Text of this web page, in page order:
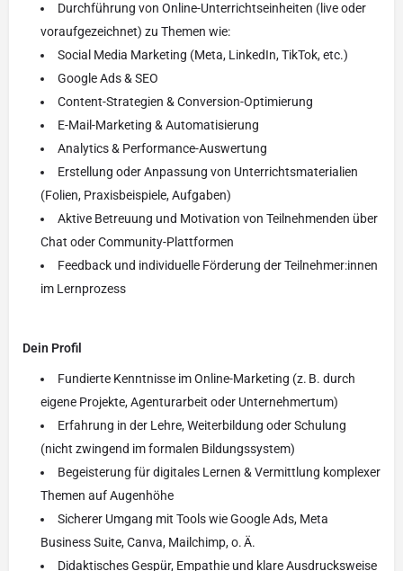
Durchführung von Online-Unterrichtseinheiten (live oder
voraufgezeichnet) zu Themen wie:
Social Media Marketing (Meta, LinkedIn, TikTok, etc.)
Google Ads & SEO
Content-Strategien & Conversion-Optimierung
E-Mail-Marketing & Automatisierung
Analytics & Performance-Auswertung
Erstellung oder Anpassung von Unterrichtsmaterialien
(Folien, Praxisbeispiele, Aufgaben)
Aktive Betreuung und Motivation von Teilnehmenden über
Chat oder Community-Plattformen
Feedback und individuelle Förderung der Teilnehmer:innen
im Lernprozess
Dein Profil
Fundierte Kenntnisse im Online-Marketing (z. B. durch
eigene Projekte, Agenturarbeit oder Unternehmertum)
Erfahrung in der Lehre, Weiterbildung oder Schulung
(nicht zwingend im formalen Bildungssystem)
Begeisterung für digitales Lernen & Vermittlung komplexer
Themen auf Augenhöhe
Sicherer Umgang mit Tools wie Google Ads, Meta
Business Suite, Canva, Mailchimp, o. Ä.
Didaktisches Gespür, Empathie und klare Ausdrucksweise